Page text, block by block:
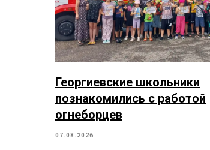
Георгиевские школьники
познакомились с работой
огнеборцев
07.08.2026